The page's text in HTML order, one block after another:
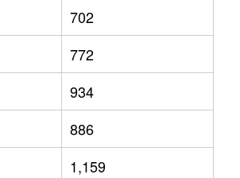
702
772
934
886
1,159